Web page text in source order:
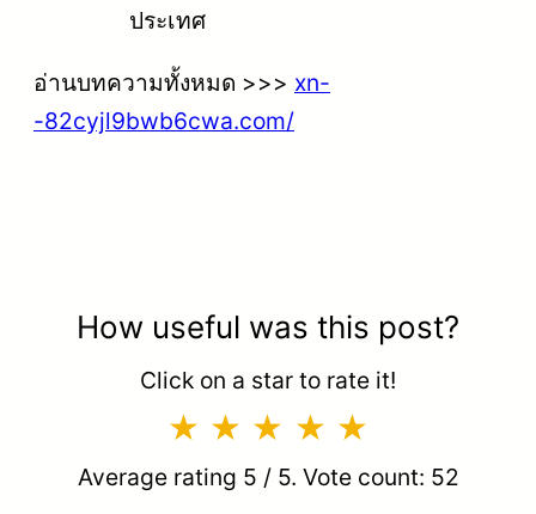
ประเทศ
อ่านบทความทั้งหมด >>> xn-
-82cyjl9bwb6cwa.com/
How useful was this post?
Click on a star to rate it!
Average rating 5 / 5. Vote count: 52